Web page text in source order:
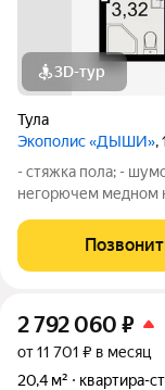
3D-тур
Тула
Экополис «ДЫШИ»,
- стяжка пола; -
негорючем медном
лестничной
с разводкой по
2 792 060 ₽
от 11 701 ₽ в месяц
20,4 м²
квартира-